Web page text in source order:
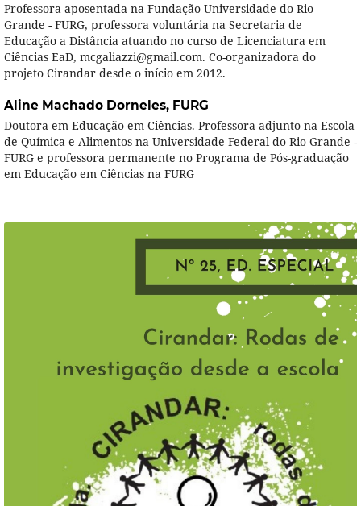
Professora aposentada na Fundação Universidade do Rio
Grande - FURG, professora voluntária na Secretaria de
Educação a Distância atuando no curso de Licenciatura em
Ciências EaD, mcgaliazzi@gmail.com. Co-organizadora do
projeto Cirandar desde o início em 2012.
Aline Machado Dorneles, FURG
Doutora em Educação em Ciências. Professora adjunto na Escola
de Química e Alimentos na Universidade Federal do Rio Grande -
FURG e professora permanente no Programa de Pós-graduação
em Educação em Ciências na FURG